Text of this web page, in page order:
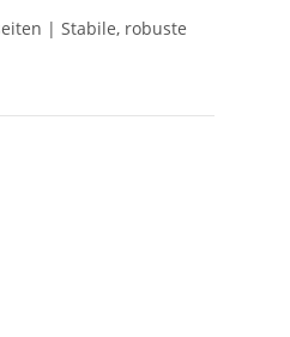
| Stabile, robuste